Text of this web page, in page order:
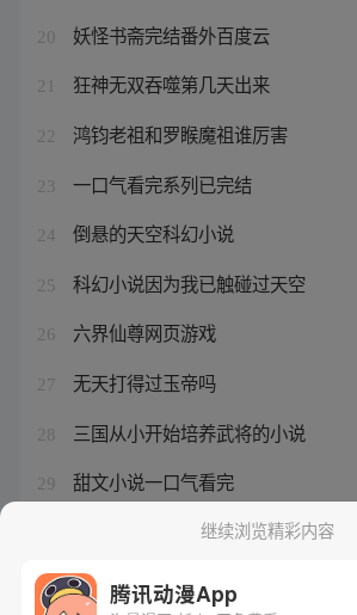
20 妖怪书斋完结番外百度云
21 狂神无双吞噬第几天出来
22 鸿钧老祖和罗睺魔祖谁厉害
23 一口气看完系列已完结
24 倒悬的天空科幻小说
25 科幻小说因为我已触碰过天空
26 六界仙尊网页游戏
27 无天打得过玉帝吗
28 三国从小开始培养武将的小说
29 甜文小说一口气看完
狂枭实力等级排行继续浏览精彩内容
腾讯动漫App